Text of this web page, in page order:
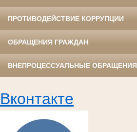
ПРОТИВОДЕЙСТВИЕ КОРРУПЦИИ
ОБРАЩЕНИЯ ГРАЖДАН
ВНЕПРОЦЕССУАЛЬНЫЕ ОБРАЩЕНИЯ
Вконтакте